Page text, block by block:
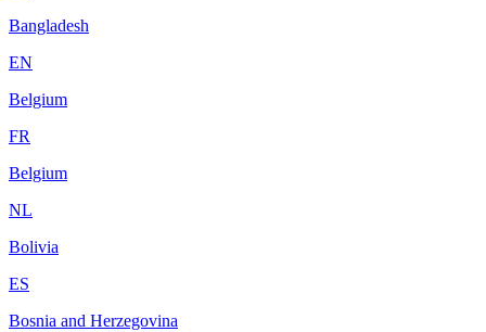
Bangladesh
EN
Belgium
FR
Belgium
NL
Bolivia
ES
Bosnia and Herzegovina